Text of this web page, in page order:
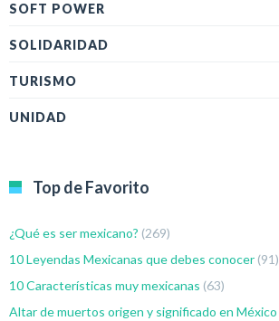
SOFT POWER
SOLIDARIDAD
TURISMO
UNIDAD
Top de Favorito
¿Qué es ser mexicano? (269)
10 Leyendas Mexicanas que debes conocer (91)
10 Características muy mexicanas (63)
Altar de muertos origen y significado en México